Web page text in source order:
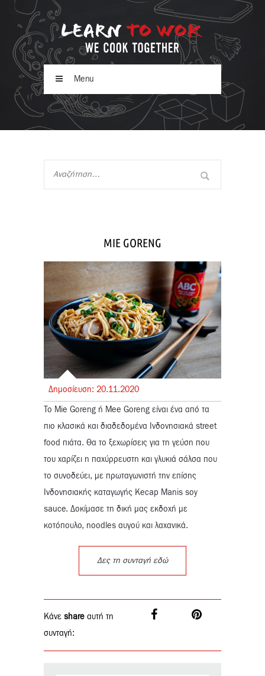
Menu
MIE GORENG
Δημοσίευση: 20.11.2020
Το Mie Goreng ή Mee Goreng είναι ένα από τα
πιο κλασικά και διαδεδομένα Ινδονησιακά street
food πιάτα. Θα το ξεχωρίσεις για τη γεύση που
του χαρίζει η παχύρρευστη και γλυκιά σάλσα που
το συνοδεύει, με πρωταγωνιστή την επίσης
Ινδονησιακής καταγωγής Kecap Manis soy
sauce. Δοκίμασε τη δική μας εκδοχή με
κοτόπουλο, noodles αυγού και λαχανικά.
Δες τη συνταγή εδώ
Κάνε share αυτή τη
συνταγή: